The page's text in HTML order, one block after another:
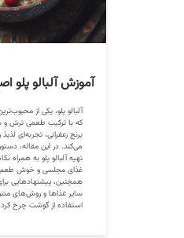
آموزش آلبالو پلو
آلبالو پلو، یکی از
که با ترکیب طعمی ترش و
برنج زعفرانی، تجربه‌ای
می‌کند. در این مقاله،
تهیه آلبالو پلو به
غذای مجلسی و خوش طعم
همچنین، پیشنهادهایی
سایر غذاها و روش‌های
استفاده از گوشت چرخ